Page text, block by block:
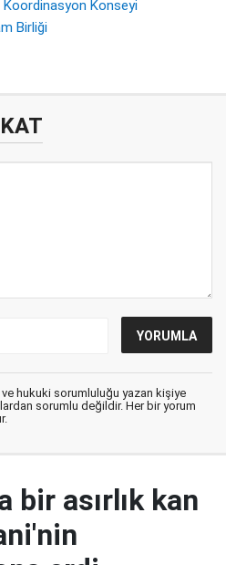
Konseyi
Birliği
ve hukuki sorumluluğu yazan kişiye
sorumlu değildir. Her bir yorum
bir asırlık kan